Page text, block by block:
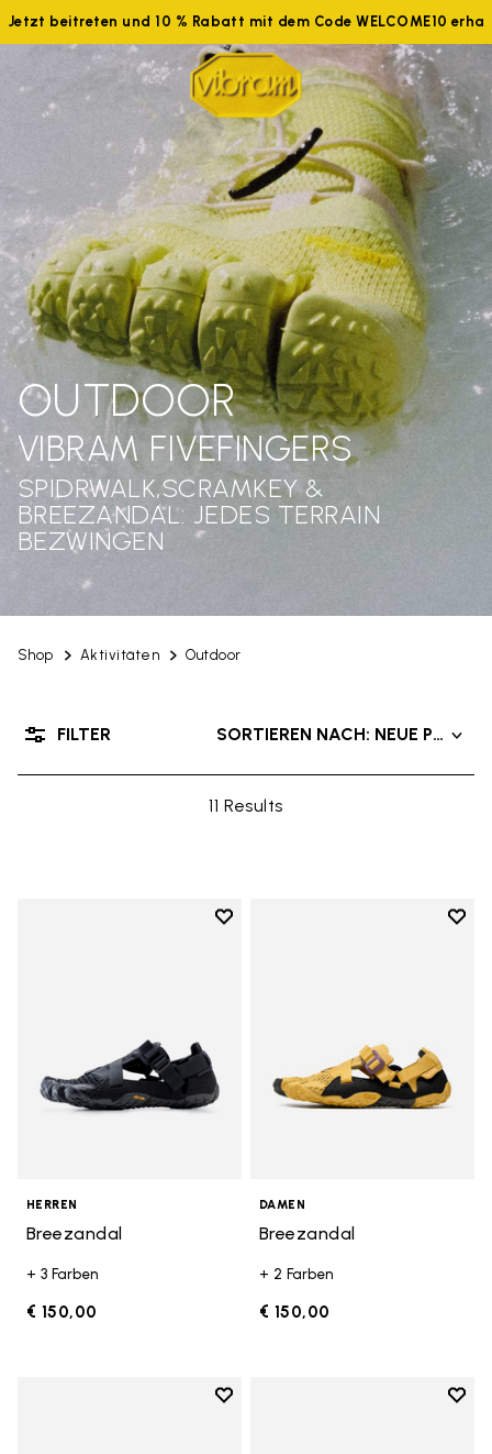
Jetzt beitreten und 10 % Rabatt mit dem Code WELCOME10
Shop Aktivitäten Outdoor
OUTDOOR
VIBRAM FIVEFINGERS
SPIDRWALK,SCRAMKEY &
BREEZANDAL: JEDES TERRAIN
BEZWINGEN
11 Results
SORTIEREN NACH: NEUE
FILTER
Add to wishlist
HERREN
Breezandal
+ 3 Farben
€ 150,00
Add
DAMEN
Breezandal
+ 2 Farben
€ 150,00
Add to wishlist
Add